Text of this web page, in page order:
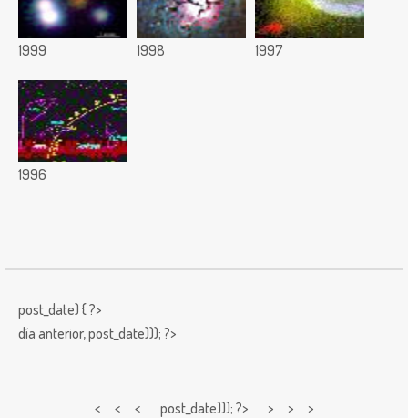
1999 1998 1997
1996
post_date) { ?>
día anterior,post_date))); ?>
< < < post_date))); ?> > > >